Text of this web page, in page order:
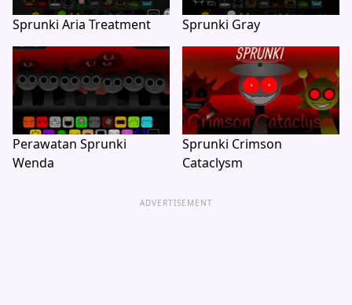
Sprunki Aria Treatment Sprunki Gray
Perawatan Sprunki
Wenda
Sprunki Crimson
Cataclysm
ADVERTISEMENT